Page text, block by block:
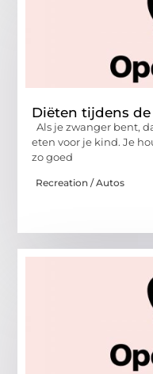
Diëten tijdens
Als je zwanger bent,
eten voor je kind. Je
zo goed
Recreation / Autos